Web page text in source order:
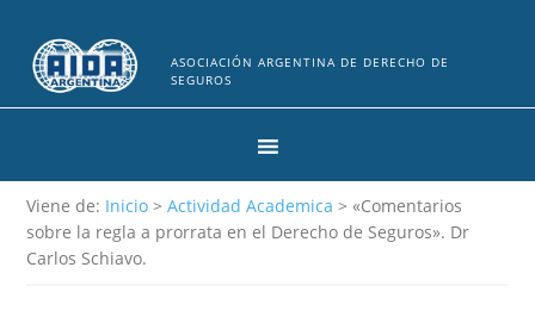
ASOCIACIÓN ARGENTINA DE DERECHO DE
SEGUROS
Viene de: Inicio>Actividad Academica > «Comentarios
sobre la regla a prorrata en el Derecho de Seguros». Dr
Carlos Schiavo.